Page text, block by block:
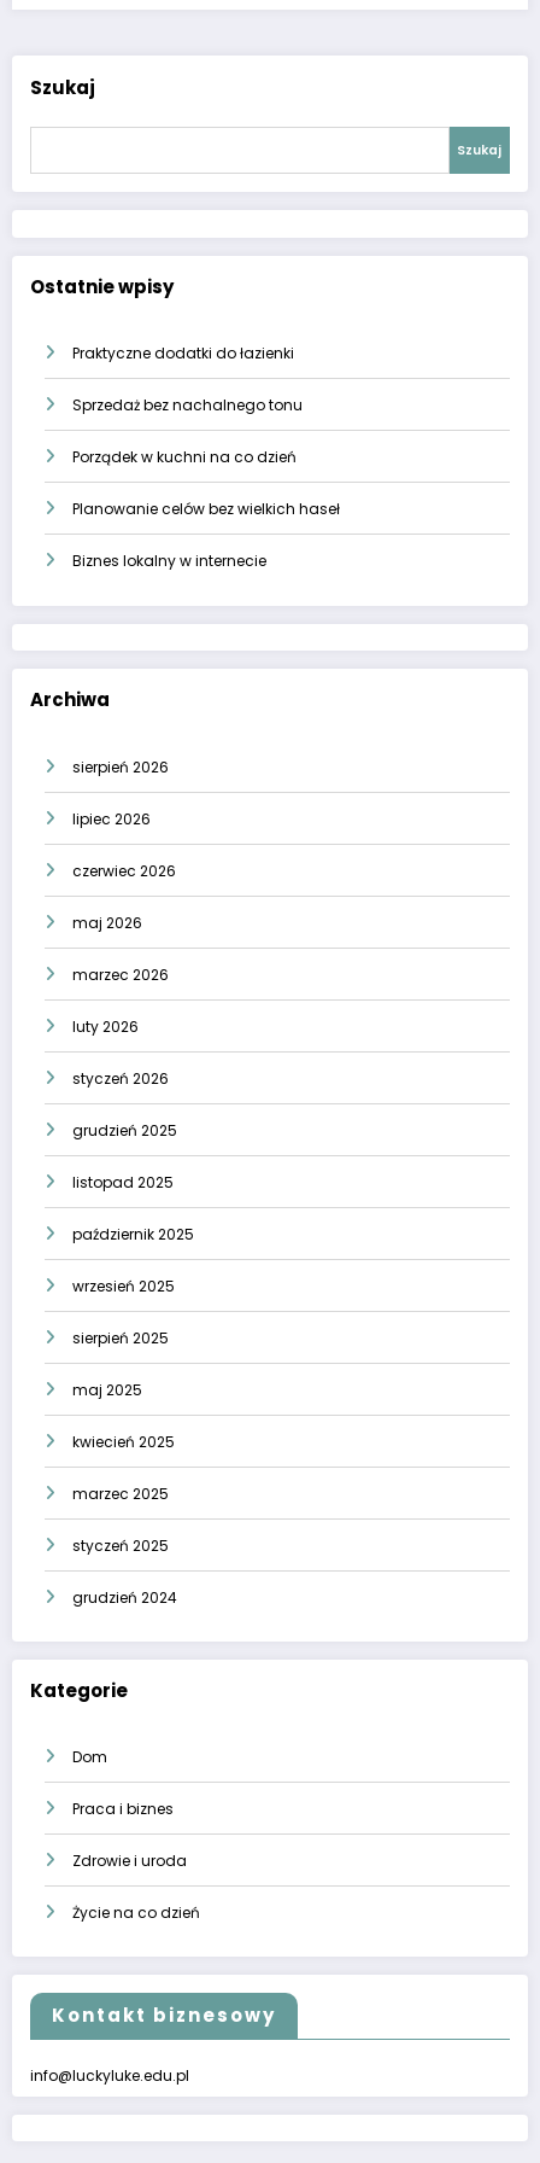
Szukaj
Szukaj
Ostatnie wpisy
Praktyczne dodatki do łazienki
Sprzedaż bez nachalnego tonu
Porządek w kuchni na co dzień
Planowanie celów bez wielkich haseł
Biznes lokalny w internecie
Archiwa
sierpień 2026
lipiec 2026
czerwiec 2026
maj 2026
marzec 2026
luty 2026
styczeń 2026
grudzień 2025
listopad 2025
październik 2025
wrzesień 2025
sierpień 2025
maj 2025
kwiecień 2025
marzec 2025
styczeń 2025
grudzień 2024
Kategorie
Dom
Praca i biznes
Zdrowie i uroda
Życie na co dzień
Kontakt biznesowy
info@luckyluke.edu.pl